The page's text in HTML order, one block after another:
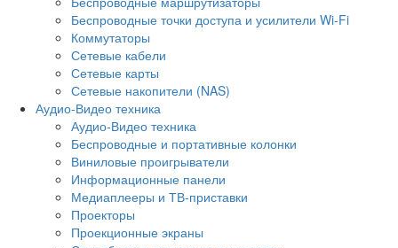
Беспроводные точки доступа и усилители Wi-Fi
Коммутаторы
Сетевые кабели
Сетевые карты
Сетевые накопители (NAS)
Аудио-Видео техника
Аудио-Видео техника
Беспроводные и портативные колонки
Виниловые проигрыватели
Информационные панели
Медиаплееры и ТВ-приставки
Проекторы
Проекционные экраны